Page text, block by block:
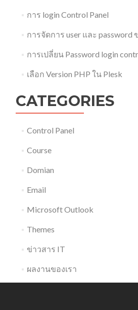
การ login Control Panel
การจัดการ user และ password
การเปลี่ยน Password login
เลือก Version PHP ใน Plesk
CATEGORIES
Control Panel
Course
Domian
Email
Microsoft Outlook
Themes
ข่าวสาร IT
ผลงานของเรา